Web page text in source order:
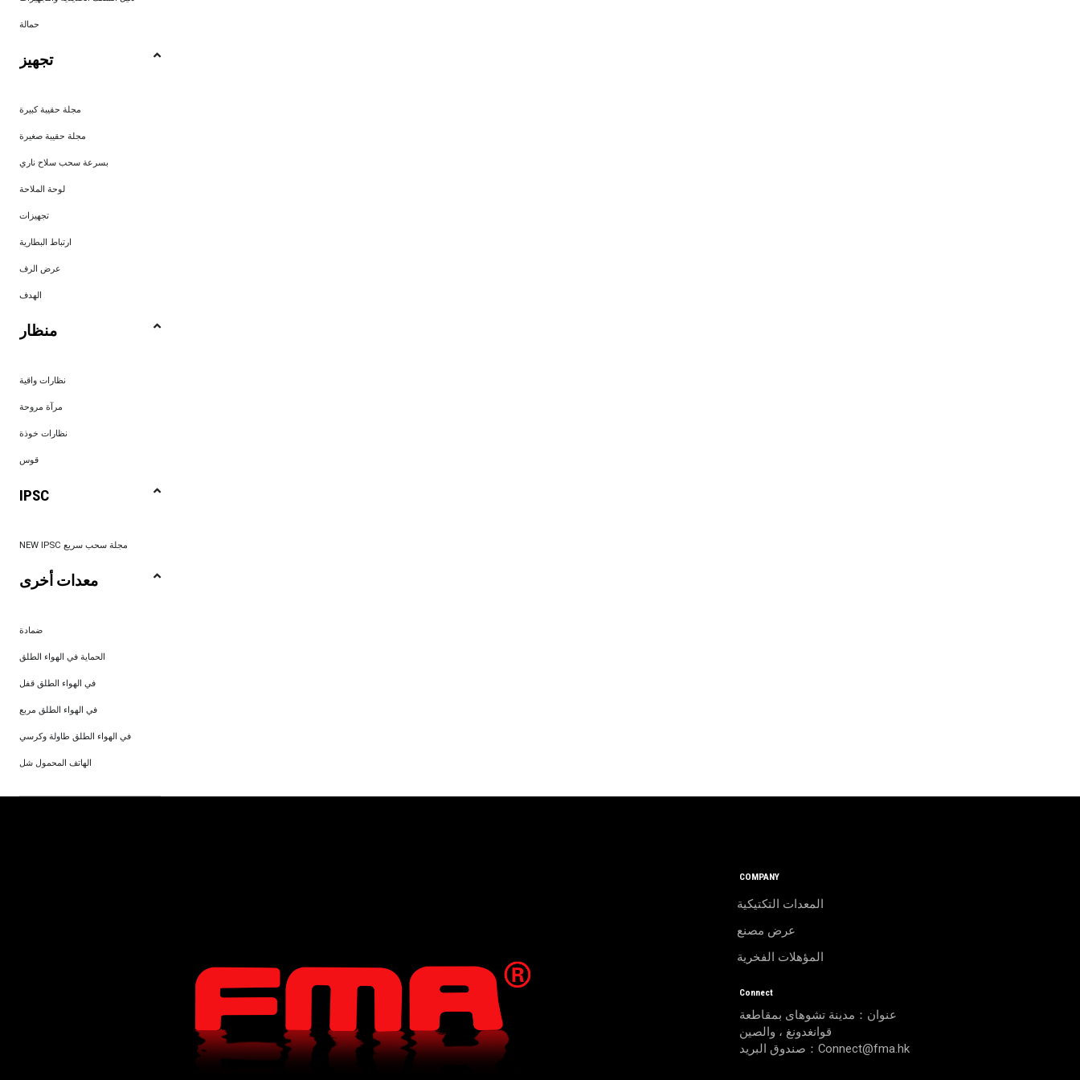
حمالة
تجهيز
مجلة حقيبة كبيرة
مجلة حقيبة صغيرة
بسرعة سحب سلاح ناري
لوحة الملاحة
تجهيزات
ارتباط البطارية
عرض الرف
الهدف
منظار
نظارات واقية
مرآة مروحة
نظارات خوذة
قوس
IPSC
NEW IPSC مجلة سحب سريع
معدات أخرى
ضمادة
الحماية في الهواء الطلق
في الهواء الطلق قفل
في الهواء الطلق مربع
في الهواء الطلق طاولة وكرسي
الهاتف المحمول شل
COMPANY
المعدات التكتيكية
عرض مصنع
المؤهلات الفخرية
Connect
عنوان：مدينة تشوهاى بمقاطعة
قوانغدونغ ، والصين
صندوق البريد：Connect@fma.hk